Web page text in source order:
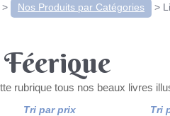
> Nos Produits par Catégories >
rubrique tous nos beaux livres
Tri par prix Tri